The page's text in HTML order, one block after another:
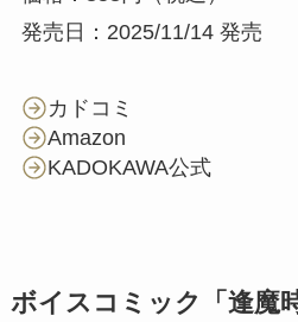
発売日：2025/11/14 発売
カドコミ
Amazon
KADOKAWA公式
ボイスコミック「逢魔